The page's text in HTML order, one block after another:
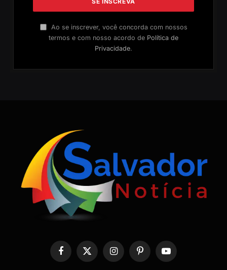
Ao se inscrever, você concorda com nossos
termos e com nosso acordo de Política de
Privacidade.
Facebook
X
InstagramPinterestYouTube